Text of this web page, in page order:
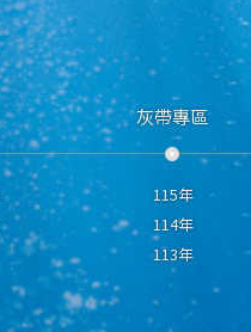
灰帶專區
115年
114年
113年